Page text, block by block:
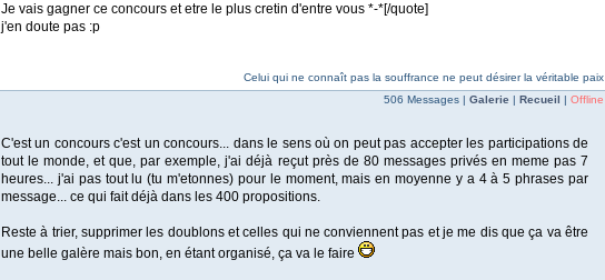
Je vais gagner ce concours et etre le plus cretin d'entre vous *-*[/quote]
j'en doute pas :p
Celui qui ne connaît pas la souffrance ne peut désirer la véritable paix
506 Messages | Galerie | Recueil | Offline
C'est un concours c'est un concours... dans le sens où on peut pas accepter les participations de
tout le monde, et que, par exemple, j'ai déjà reçut près de 80 messages privés en meme pas 7
heures... j'ai pas tout lu (tu m'etonnes) pour le moment, mais en moyenne y a 4 à 5 phrases par
message... ce qui fait déjà dans les 400 propositions.
Reste à trier, supprimer les doublons et celles qui ne conviennent pas et je me dis que ça va être
une belle galère mais bon, en étant organisé, ça va le faire